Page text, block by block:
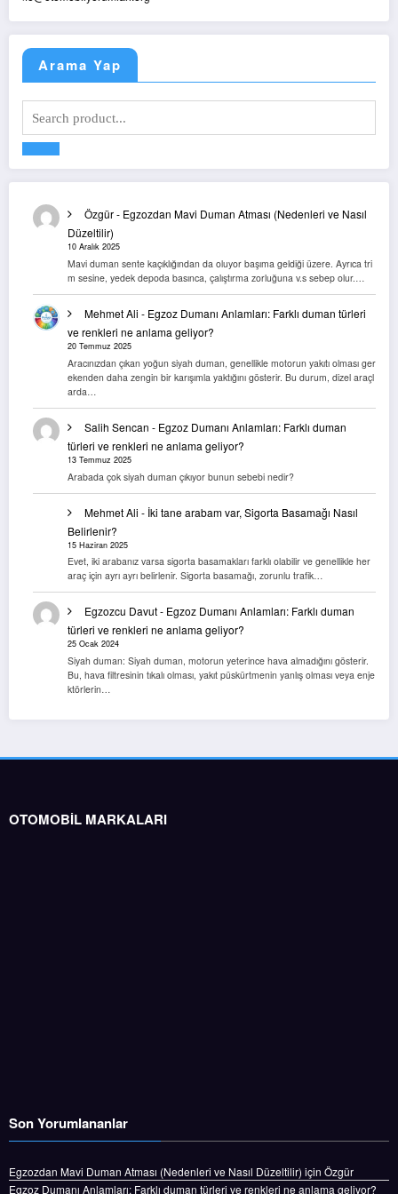
Arama Yap
Özgür- Egzozdan Mavi Duman Atması (Nedenleri ve Nasıl
Düzeltilir)
10 Aralık 2025
Mavi duman sente kaçıklığından da oluyor başıma geldiği üzere. Ayrıca tri
m sesine, yedek depoda basınca, çalıştırma zorluğuna v.s sebep olur.…
Mehmet Ali - Egzoz Dumanı Anlamları: Farklı duman türleri
ve renkleri ne anlama geliyor?
20 Temmuz 2025
Aracınızdan çıkan yoğun siyah duman, genellikle motorun yakıtı olması ger
ekenden daha zengin bir karışımla yaktığını gösterir. Bu durum, dizel araçl
arda…
Salih Sencan - Egzoz Dumanı Anlamları: Farklı duman
türleri ve renkleri ne anlama geliyor?
13 Temmuz 2025
Arabada çok siyah duman çıkıyor bunun sebebi nedir?
Mehmet Ali - İki tane arabam var, Sigorta Basamağı Nasıl
Belirlenir?
15 Haziran 2025
Evet, iki arabanız varsa sigorta basamakları farklı olabilir ve genellikle her
araç için ayrı ayrı belirlenir. Sigorta basamağı, zorunlu trafik…
Egzozcu Davut- Egzoz Dumanı Anlamları: Farklı duman
türleri ve renkleri ne anlama geliyor?
25 Ocak 2024
Siyah duman: Siyah duman, motorun yeterince hava almadığını gösterir.
Bu, hava filtresinin tıkalı olması, yakıt püskürtmenin yanlış olması veya enje
ktörlerin…
OTOMOBİL MARKALARI
Son Yorumlananlar
Egzozdan Mavi Duman Atması (Nedenleri ve Nasıl Düzeltilir) için Özgür
Egzoz Dumanı Anlamları: Farklı duman türleri ve renkleri ne anlama geliyor?